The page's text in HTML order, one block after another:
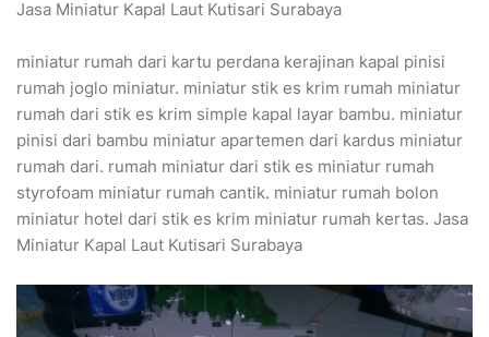
Jasa Miniatur Kapal Laut Kutisari Surabaya
miniatur rumah dari kartu perdana kerajinan kapal pinisi
rumah joglo miniatur. miniatur stik es krim rumah miniatur
rumah dari stik es krim simple kapal layar bambu. miniatur
pinisi dari bambu miniatur apartemen dari kardus miniatur
rumah dari. rumah miniatur dari stik es miniatur rumah
styrofoam miniatur rumah cantik. miniatur rumah bolon
miniatur hotel dari stik es krim miniatur rumah kertas. Jasa
Miniatur Kapal Laut Kutisari Surabaya